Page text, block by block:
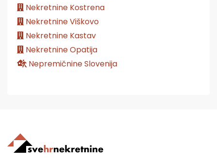
Nekretnine Kostrena
Nekretnine Viškovo
Nekretnine Kastav
Nekretnine Opatija
Nepremičnine Slovenija